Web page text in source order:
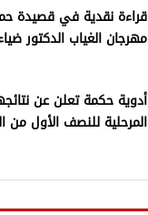
قراءة نقدية في قصيدة
مهرجان الغياب الدكتور
أدوية حكمة تعلن عن
المرحلية للنصف الأول من